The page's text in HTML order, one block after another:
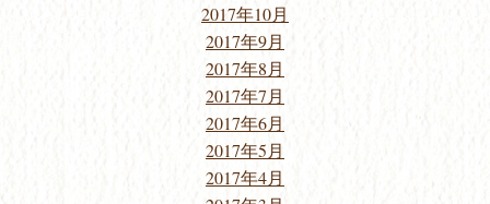
2017年10月
2017年9月
2017年8月
2017年7月
2017年6月
2017年5月
2017年4月